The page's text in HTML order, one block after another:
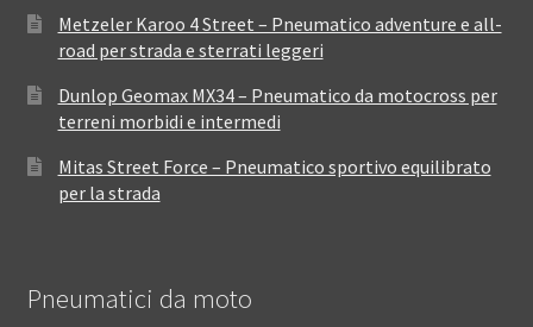
Metzeler Karoo 4 Street – Pneumatico adventure e all-
road per strada e sterrati leggeri
Dunlop Geomax MX34 – Pneumatico da motocross per
terreni morbidi e intermedi
Mitas Street Force – Pneumatico sportivo equilibrato
per la strada
Pneumatici da moto